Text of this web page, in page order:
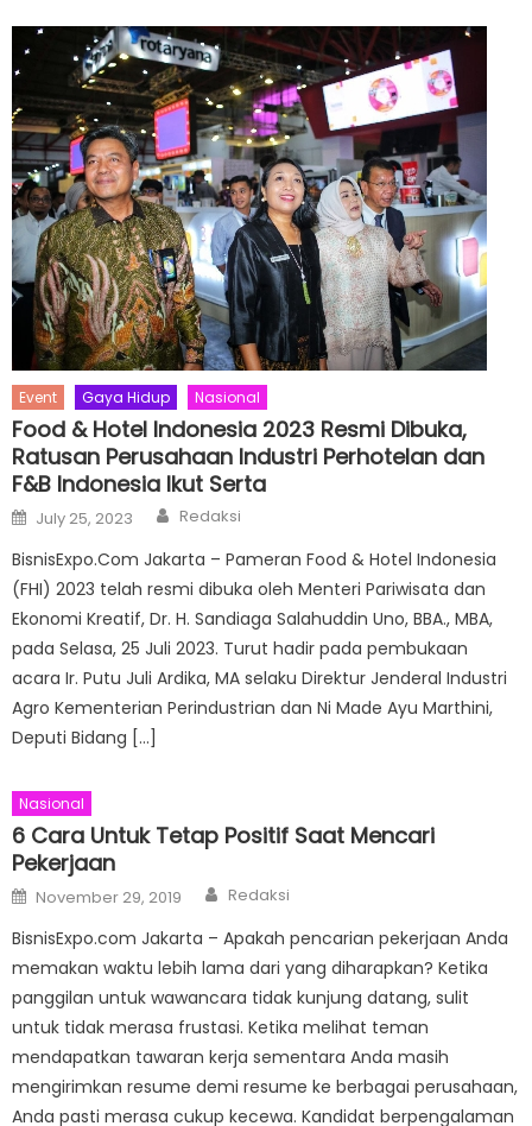
Event Gaya Hidup Nasional
Food & Hotel Indonesia 2023 Resmi Dibuka,
Ratusan Perusahaan Industri Perhotelan dan
F&B Indonesia Ikut Serta
Posted
on
July 25, 2023 Author
Redaksi
BisnisExpo.Com Jakarta – Pameran Food & Hotel Indonesia
(FHI) 2023 telah resmi dibuka oleh Menteri Pariwisata dan
Ekonomi Kreatif, Dr. H. Sandiaga Salahuddin Uno, BBA., MBA,
pada Selasa, 25 Juli 2023. Turut hadir pada pembukaan
acara Ir. Putu Juli Ardika, MA selaku Direktur Jenderal Industri
Agro Kementerian Perindustrian dan Ni Made Ayu Marthini,
Deputi Bidang […]
Nasional
6 Cara Untuk Tetap Positif Saat Mencari
Pekerjaan
Posted
on
November 29, 2019 Author
Redaksi
BisnisExpo.com Jakarta – Apakah pencarian pekerjaan Anda
memakan waktu lebih lama dari yang diharapkan? Ketika
panggilan untuk wawancara tidak kunjung datang, sulit
untuk tidak merasa frustasi. Ketika melihat teman
mendapatkan tawaran kerja sementara Anda masih
mengirimkan resume demi resume ke berbagai perusahaan,
Anda pasti merasa cukup kecewa. Kandidat berpengalaman